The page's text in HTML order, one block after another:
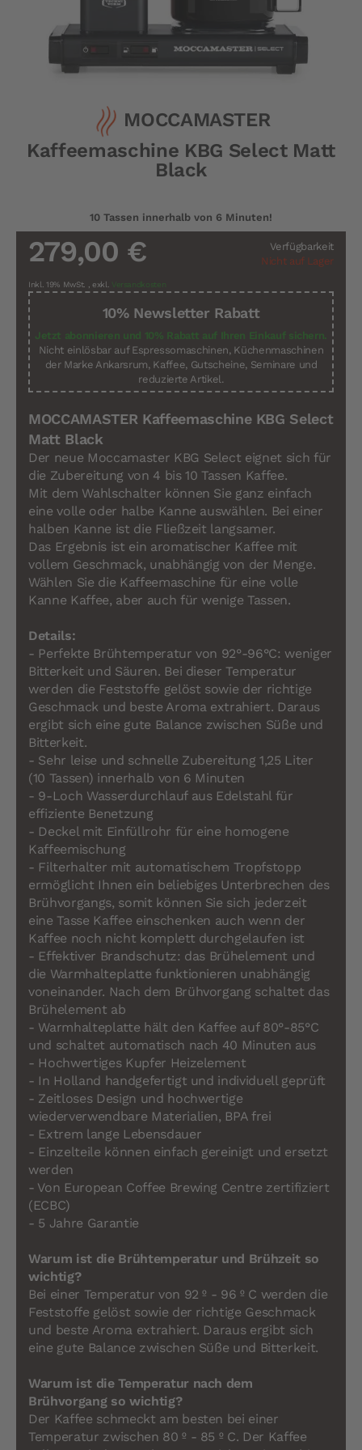
Bildergalerie
MOCCAMASTER
Kaffeemaschine KBG Select Matt
Black
10 Tassen innerhalb von 6 Minuten!
Verfügbarkeit
Nicht auf Lager
279,00 €
Inkl. 19% MwSt. , exkl. Versandkosten
10% Newsletter Rabatt
Jetzt abonnieren und 10% Rabatt auf Ihren Einkauf sichern.
Nicht einlösbar auf Espressomaschinen, Küchenmaschinen
der Marke Ankarsrum, Kaffee, Gutscheine, Seminare und
reduzierte Artikel.
MOCCAMASTER Kaffeemaschine KBG Select
Matt Black
Der neue Moccamaster KBG Select eignet sich für
die Zubereitung von 4 bis 10 Tassen Kaffee.
Mit dem Wahlschalter können Sie ganz einfach
eine volle oder halbe Kanne auswählen. Bei einer
halben Kanne ist die Fließzeit langsamer.
Das Ergebnis ist ein aromatischer Kaffee mit
vollem Geschmack, unabhängig von der Menge.
Wählen Sie die Kaffeemaschine für eine volle
Kanne Kaffee, aber auch für wenige Tassen.
Details:
- Perfekte Brühtemperatur von 92°-96°C: weniger
Bitterkeit und Säuren. Bei dieser Temperatur
werden die Feststoffe gelöst sowie der richtige
Geschmack und beste Aroma extrahiert. Daraus
ergibt sich eine gute Balance zwischen Süße und
Bitterkeit.
- Sehr leise und schnelle Zubereitung 1,25 Liter
(10 Tassen) innerhalb von 6 Minuten
- 9-Loch Wasserdurchlauf aus Edelstahl für
effiziente Benetzung
- Deckel mit Einfüllrohr für eine homogene
Kaffeemischung
- Filterhalter mit automatischem Tropfstopp
ermöglicht Ihnen ein beliebiges Unterbrechen des
Brühvorgangs, somit können Sie sich jederzeit
eine Tasse Kaffee einschenken auch wenn der
Kaffee noch nicht komplett durchgelaufen ist
- Effektiver Brandschutz: das Brühelement und
die Warmhalteplatte funktionieren unabhängig
voneinander. Nach dem Brühvorgang schaltet das
Brühelement ab
- Warmhalteplatte hält den Kaffee auf 80°-85°C
und schaltet automatisch nach 40 Minuten aus
- Hochwertiges Kupfer Heizelement
- In Holland handgefertigt und individuell geprüft
- Zeitloses Design und hochwertige
wiederverwendbare Materialien, BPA frei
- Extrem lange Lebensdauer
- Einzelteile können einfach gereinigt und ersetzt
werden
- Von European Coffee Brewing Centre zertifiziert
(ECBC)
- 5 Jahre Garantie
Warum ist die Brühtemperatur und Brühzeit so
wichtig?
Bei einer Temperatur von 92 º - 96 º C werden die
Feststoffe gelöst sowie der richtige Geschmack
und beste Aroma extrahiert. Daraus ergibt sich
eine gute Balance zwischen Süße und Bitterkeit.
Warum ist die Temperatur nach dem
Brühvorgang so wichtig?
Der Kaffee schmeckt am besten bei einer
Temperatur zwischen 80 º - 85 º C. Der Kaffee